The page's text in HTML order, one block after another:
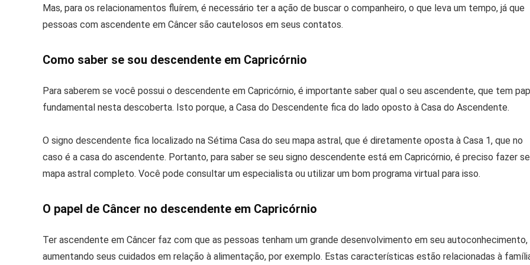
Mas, para os relacionamentos fluírem, é necessário ter a ação de buscar o companheiro, o que leva um tempo, já que
pessoas com ascendente em Câncer são cautelosos em seus contatos.
Como saber se sou descendente em Capricórnio
Para saberem se você possui o descendente em Capricórnio, é importante saber qual o seu ascendente, que tem
fundamental nesta descoberta. Isto porque, a Casa do Descendente fica do lado oposto à Casa do Ascendente.
O signo descendente fica localizado na Sétima Casa do seu mapa astral, que é diretamente oposta à Casa 1, que no
caso é a casa do ascendente. Portanto, para saber se seu signo descendente está em Capricórnio, é preciso fazer
mapa astral completo. Você pode consultar um especialista ou utilizar um bom programa virtual para isso.
O papel de Câncer no descendente em Capricórnio
Ter ascendente em Câncer faz com que as pessoas tenham um grande desenvolvimento em seu autoconhecimento,
aumentando seus cuidados em relação à alimentação, por exemplo. Estas características estão relacionadas à